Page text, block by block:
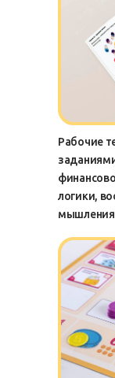
Рабочие
логики,
мышления